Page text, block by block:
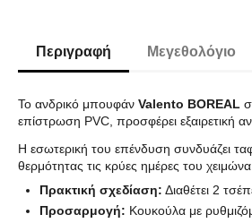
Περιγραφή Μεγεθολόγιο
Το ανδρικό μπουφάν Valento BOREAL
επίστρωση PVC, προσφέρει εξαιρετική
Η εσωτερική του επένδυση συνδυάζει
θερμότητας τις κρύες ημέρες του χειμώνα.
Πρακτική σχεδίαση: Διαθέτει 2
Προσαρμογή: Κουκούλα με